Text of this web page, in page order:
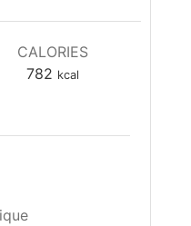
CALORIES
782 kcal